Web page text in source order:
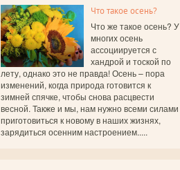
Что такое осень?
Что же такое осень? У
многих осень
ассоциируется с
хандрой и тоской по
лету, однако это не правда! Осень – пора
изменений, когда природа готовится к
зимней спячке, чтобы снова расцвести
весной. Также и мы, нам нужно всеми силами
приготовиться к новому в наших жизнях,
зарядиться осенним настроением.....